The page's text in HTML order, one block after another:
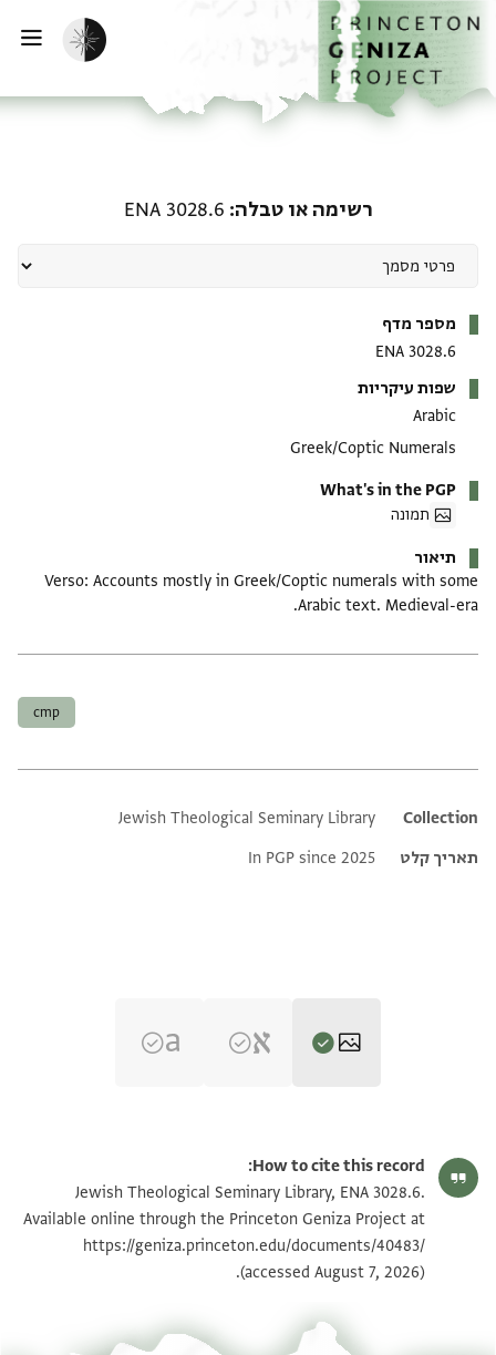
לתוכןהבית
הפעלת מצב כהה
רשימה או טבלה ENA 3028.6
מספר מדף
ENA 3028.6
שפות עיקריות
Arabic
Greek/Coptic Numerals
What's in the PGP
תמונה
תיאור
Verso: Accounts mostly in Greek/Coptic numerals with some
Arabic text. Medieval-era.
cmp
Additional metadata
Collection
Jewish Theological Seminary Library
תאריך קלט
In PGP since 2025
ENA 3028.6 recto הגדל וסובב
תנאי היתר שימוש בתצלום
How to cite this record:
Jewish Theological Seminary Library, ENA 3028.6.
Available online through the Princeton Geniza Project at
https://geniza.princeton.edu/documents/40483/
(accessed August 7, 2026).